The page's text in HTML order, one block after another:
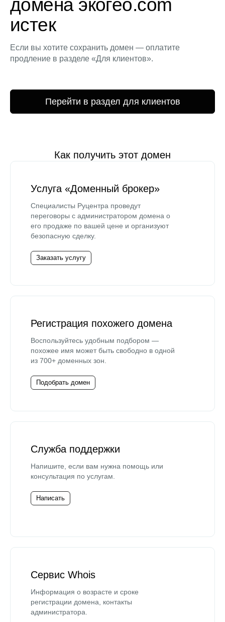
домена экогео.com
истек
Если вы хотите сохранить домен — оплатите
продление в разделе «Для клиентов».
Перейти в раздел для клиентов
Как получить этот домен
Услуга «Доменный брокер»
Специалисты Руцентра проведут
переговоры с администратором домена о
его продаже по вашей цене и организуют
безопасную сделку.
Заказать услугу
Регистрация похожего домена
Воспользуйтесь удобным подбором —
похожее имя может быть свободно в одной
из 700+ доменных зон.
Подобрать домен
Служба поддержки
Напишите, если вам нужна помощь или
консультация по услугам.
Написать
Сервис Whois
Информация о возрасте и сроке
регистрации домена, контакты
администратора.